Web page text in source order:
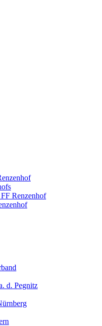
Renzenhof
d. Pegnitz